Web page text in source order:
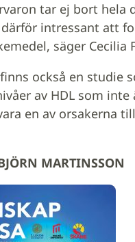
tar ej bort
intressant att
säger Cecilia
också en studie
av HDL som
en av orsakerna
MARTINSSON